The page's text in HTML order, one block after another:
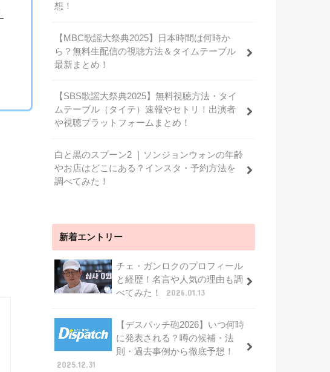
想！
【MBC歌謡大祭典2025】日本時間は何時か
ら？無料生配信の視聴方法＆タイムテーブル
最新まとめ！
【SBS歌謡大祭典2025】無料視聴方法・タイ
ムテーブル（タイテ）速報やセトリ！出演者
や視聴プラットフォームまとめ！
白と黒のスプーン2 ｜ソンジョンウォンの年齢
やお店はどこにある？インスタ・予約方法を
調べてみた！
新着エントリー
チェ・ガンロクのプロフィール
と経歴！名言や人気の理由も調
べてみた！
2026.01.13
【デスパッチ砲2026】いつ何時
に発表される？噂の候補・法
則・過去事例から徹底予想！
2025.12.31